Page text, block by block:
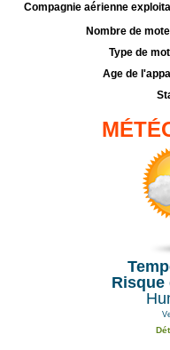
Compagnie aérienne
Nombre de
Type de
Age de
Risque